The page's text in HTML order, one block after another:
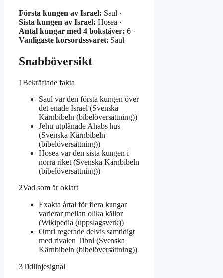
Första kungen av Israel: Saul ·
Sista kungen av Israel: Hosea ·
Antal kungar med 4 bokstäver: 6 ·
Vanligaste korsordssvaret: Saul
Snabböversikt
1Bekräftade fakta
Saul var den första kungen över
det enade Israel (Svenska
Kärnbibeln (bibelöversättning))
Jehu utplånade Ahabs hus
(Svenska Kärnbibeln
(bibelöversättning))
Hosea var den sista kungen i
norra riket (Svenska Kärnbibeln
(bibelöversättning))
2Vad som är oklart
Exakta årtal för flera kungar
varierar mellan olika källor
(Wikipedia (uppslagsverk))
Omri regerade delvis samtidigt
med rivalen Tibni (Svenska
Kärnbibeln (bibelöversättning))
3Tidlinjesignal